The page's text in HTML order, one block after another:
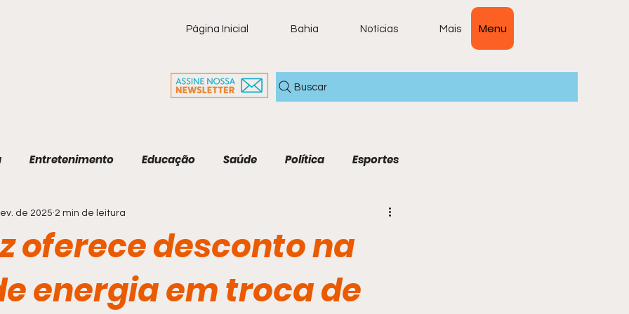
Página Inicial Bahia Notícias Mais Menu
Buscar
Entretenimento Educação Saúde Política Esportes
Policial Brasil
oferece desconto na
energia em troca de
de 2025 2 min de leitura